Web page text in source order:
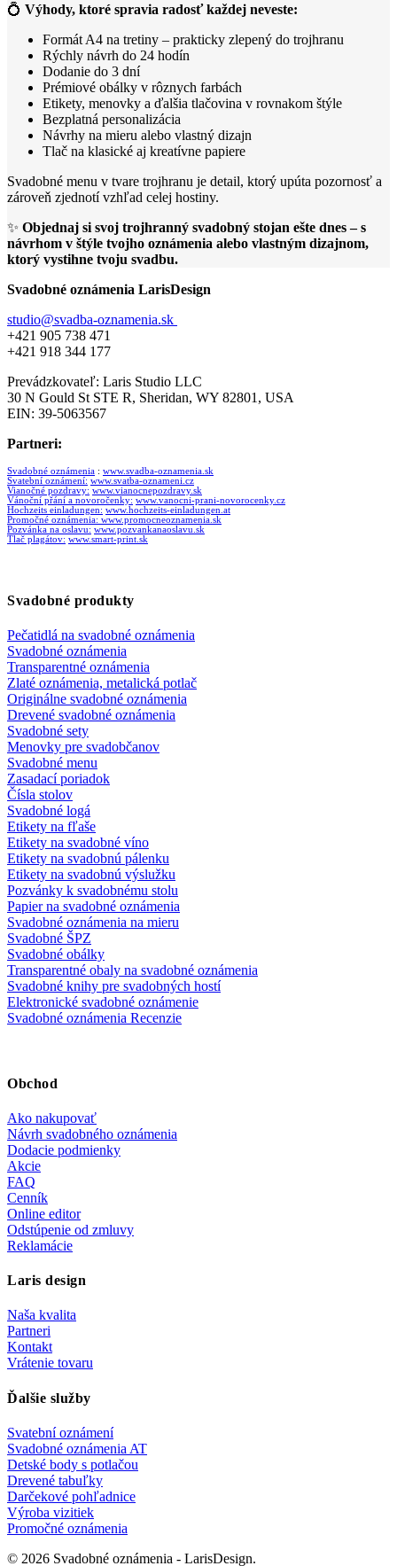
💍 Výhody, ktoré spravia radosť každej neveste:
Formát A4 na tretiny – prakticky zlepený do trojhranu
Rýchly návrh do 24 hodín
Dodanie do 3 dní
Prémiové obálky v rôznych farbách
Etikety, menovky a ďalšia tlačovina v rovnakom štýle
Bezplatná personalizácia
Návrhy na mieru alebo vlastný dizajn
Tlač na klasické aj kreatívne papiere
Svadobné menu v tvare trojhranu je detail, ktorý upúta pozornosť a
zároveň zjednotí vzhľad celej hostiny.
✨ Objednaj si svoj trojhranný svadobný stojan ešte dnes – s
návrhom v štýle tvojho oznámenia alebo vlastným dizajnom,
ktorý vystihne tvoju svadbu.
Svadobné oznámenia LarisDesign
studio@svadba-oznamenia.sk
+421 905 738 471
+421 918 344 177
Prevádzkovateľ: Laris Studio LLC
30 N Gould St STE R, Sheridan, WY 82801, USA
EIN: 39-5063567
Partneri:
Svadobné oznámenia : www.svadba-oznamenia.sk
Svatební oznámení: www.svatba-oznameni.cz
Vianočné pozdravy: www.vianocnepozdravy.sk
Vánoční přání a novoročenky: www.vanocni-prani-novorocenky.cz
Hochzeits einladungen: www.hochzeits-einladungen.at
Promočné oznámenia: www.promocneoznamenia.sk
Pozvánka na oslavu: www.pozvankanaoslavu.sk
Tlač plagátov: www.smart-print.sk
Svadobné produkty
Pečatidlá na svadobné oznámenia
Svadobné oznámenia
Transparentné oznámenia
Zlaté oznámenia, metalická potlač
Originálne svadobné oznámenia
Drevené svadobné oznámenia
Svadobné sety
Menovky pre svadobčanov
Svadobné menu
Zasadací poriadok
Čísla stolov
Svadobné logá
Etikety na fľaše
Etikety na svadobné víno
Etikety na svadobnú pálenku
Etikety na svadobnú výslužku
Pozvánky k svadobnému stolu
Papier na svadobné oznámenia
Svadobné oznámenia na mieru
Svadobné ŠPZ
Svadobné obálky
Transparentné obaly na svadobné oznámenia
Svadobné knihy pre svadobných hostí
Elektronické svadobné oznámenie
Svadobné oznámenia Recenzie
Obchod
Ako nakupovať
Návrh svadobného oznámenia
Dodacie podmienky
Akcie
FAQ
Cenník
Online editor
Odstúpenie od zmluvy
Reklamácie
Laris design
Naša kvalita
Partneri
Kontakt
Vrátenie tovaru
Ďalšie služby
Svatební oznámení
Svadobné oznámenia AT
Detské body s potlačou
Drevené tabuľky
Darčekové pohľadnice
Výroba vizitiek
Promočné oznámenia
© 2026 Svadobné oznámenia - LarisDesign.